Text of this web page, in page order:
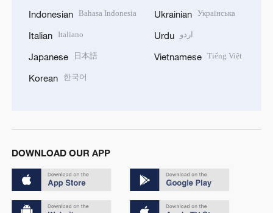
Indonesian Bahasa Indonesia
Italian Italiano
Japanese 日本語
Korean 한국어
Ukrainian Українська
Urdu اردو
Vietnamese Tiếng Việt
DOWNLOAD OUR APP